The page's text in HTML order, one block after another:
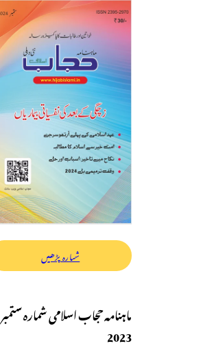
شمارہ پڑھیں
ماہنامہ حجاب اسلامی شمارہ ستمبر
2023